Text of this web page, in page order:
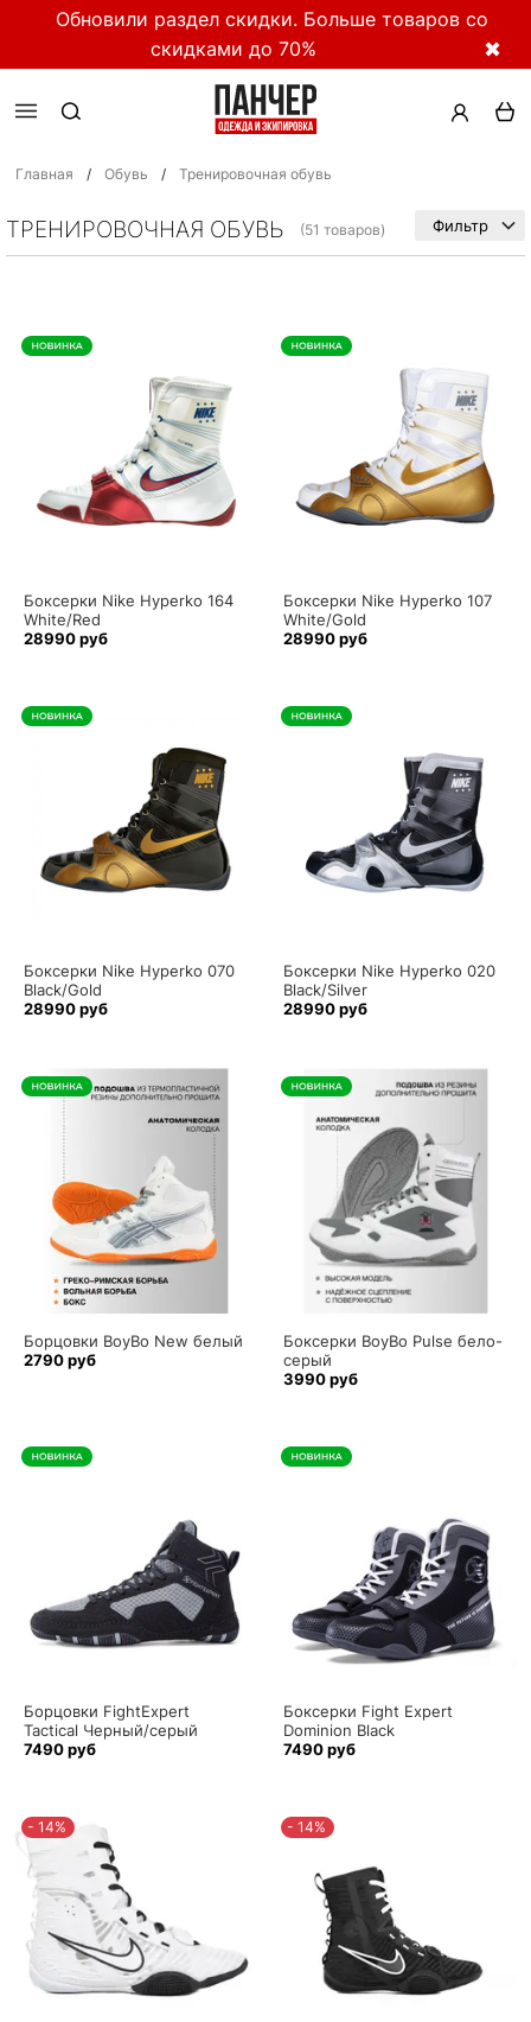
Обновили раздел скидки. Больше товаров со
скидками до 70%
✖
Главная / Обувь / Тренировочная обувь
ТРЕНИРОВОЧНАЯ ОБУВЬ (51 товаров) Фильтр
Боксерки Nike Hyperko 164
White/Red
28990 руб
Боксерки Nike Hyperko 107
White/Gold
28990 руб
Боксерки Nike Hyperko 070
Black/Gold
28990 руб
Боксерки Nike Hyperko 020
Black/Silver
28990 руб
Борцовки BoyBo New белый
2790 руб
Боксерки BoyBo Pulse бело-
серый
3990 руб
Борцовки FightExpert
Tactical Черный/серый
7490 руб
Боксерки Fight Expert
Dominion Black
7490 руб
- 14% - 14%